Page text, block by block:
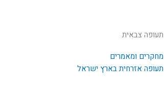
תעופה צבאית
מחקרים ומאמרים
תעופה אזרחית בארץ ישראל